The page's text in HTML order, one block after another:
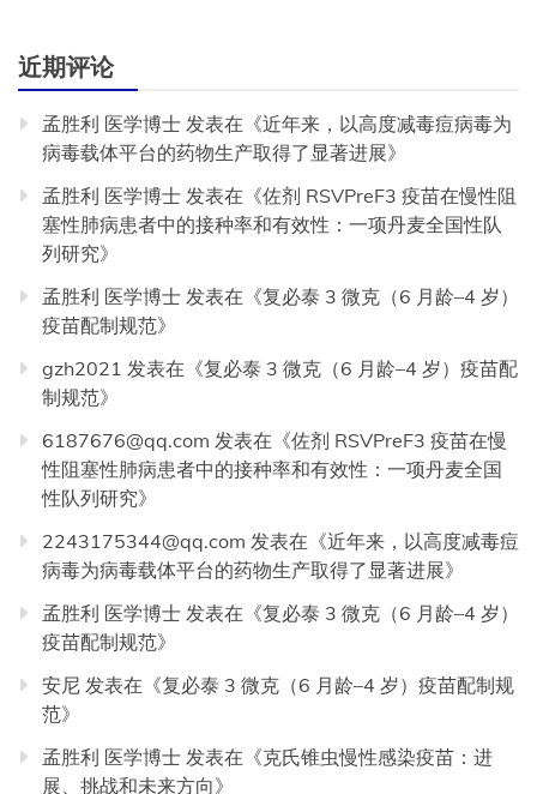
近期评论
孟胜利 医学博士 发表在《近年来，以高度减毒痘病毒为
病毒载体平台的药物生产取得了显著进展》
孟胜利 医学博士 发表在《佐剂 RSVPreF3 疫苗在慢性阻
塞性肺病患者中的接种率和有效性：一项丹麦全国性队
列研究》
孟胜利 医学博士 发表在《复必泰 3 微克（6 月龄–4 岁）
疫苗配制规范》
gzh2021 发表在《复必泰 3 微克（6 月龄–4 岁）疫苗配
制规范》
6187676@qq.com 发表在《佐剂 RSVPreF3 疫苗在慢
性阻塞性肺病患者中的接种率和有效性：一项丹麦全国
性队列研究》
2243175344@qq.com 发表在《近年来，以高度减毒痘
病毒为病毒载体平台的药物生产取得了显著进展》
孟胜利 医学博士 发表在《复必泰 3 微克（6 月龄–4 岁）
疫苗配制规范》
安尼 发表在《复必泰 3 微克（6 月龄–4 岁）疫苗配制规
范》
孟胜利 医学博士 发表在《克氏锥虫慢性感染疫苗：进
展、挑战和未来方向》